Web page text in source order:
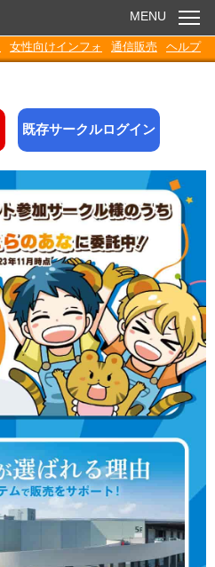
お知らせ
電子書籍
Q&A
各種ダウンロード
MENU
女性向けインフォ 通信販売 ヘルプ
既存サークルログイン